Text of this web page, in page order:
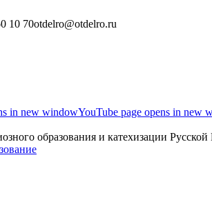
10 70otdelro@otdelro.ru
in new windowYouTube page opens in new
образования и катехизации